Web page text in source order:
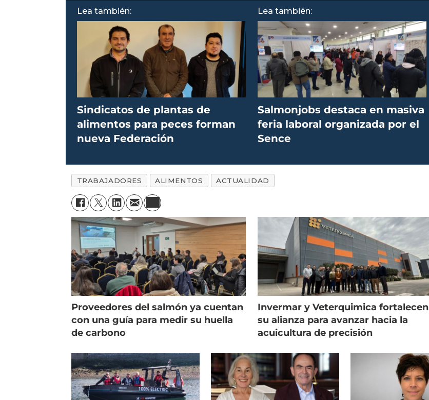
Lea también:
Sindicatos de plantas de
alimentos para peces forman
nueva Federación
Lea también:
Salmonjobs destaca en masiva
feria laboral organizada por el
Sence
TRABAJADORES ALIMENTOS ACTUALIDAD
Proveedores del salmón ya cuentan
con una guía para medir su huella
de carbono
Invermar y Veterquimica fortalecen
su alianza para avanzar hacia la
acuicultura de precisión